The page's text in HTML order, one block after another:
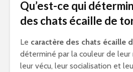
Qu’est-ce qui
des chats écaille de
Le caractère des chats écaille
déterminé par la couleur de
leur vécu, leur socialisation et